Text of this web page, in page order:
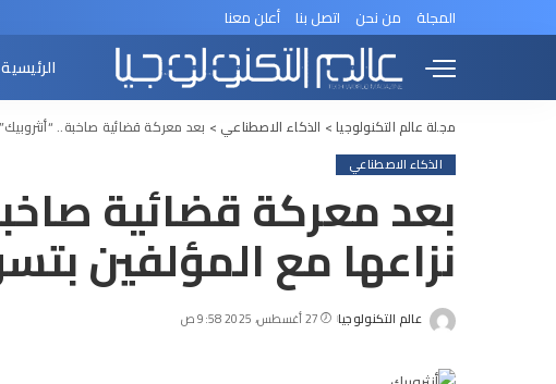
المجلة من نحن اتصل بنا أعلن معنا
الرئيسية
مجلة عالم التكنولوجيا> الذكاء الاصطناعي > بعد معركة قضائية صاخبة..
الذكاء الاصطناعي
بعد معركة قضائية
نزاعها مع المؤلفين
Posted
عالم التكنولوجيا 27 أغسطس، 2025 9:58 ص